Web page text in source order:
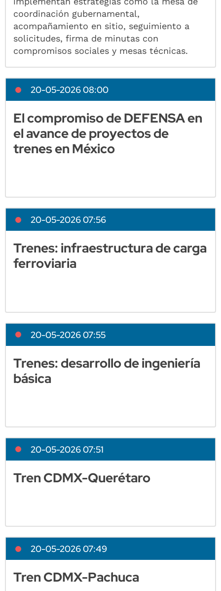
coordinación gubernamental,
acompañamiento en sitio, seguimiento a
solicitudes, firma de minutas con
compromisos sociales y mesas técnicas.
20-05-2026 08:00
El compromiso de DEFENSA en
el avance de proyectos de
trenes en México
20-05-2026 07:56
Trenes: infraestructura de carga
ferroviaria
20-05-2026 07:55
Trenes: desarrollo de ingeniería
básica
20-05-2026 07:51
Tren CDMX-Querétaro
20-05-2026 07:49
Tren CDMX-Pachuca